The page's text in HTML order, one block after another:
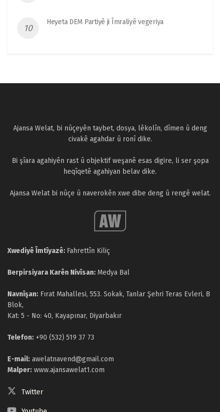
Heyeta DEM Partiyê ji Îmraliyê vegeriya
Ajansa Welat, bi nûçeyên taybet, dosya, lêkolîn, dîmen û deng
civakê agahdar û ronî dike.
Bi şîara agahiyên rast û objektif weşanê esas digire, li ser şopa
heqîqetê agahiyan belav dike.
Ajansa Welat bi nûçe û naverokên xwe dibe deng û rengê welat.
Xwediyê Îmtîyazê: Fahrettîn Kiliç
Berpirsiyara Karên Nivîsan: Medya Bal
Navnîşan: Fırat Mahallesi, 553. Sokak, Tanlar Şehri Teras Evleri, B
Blok,
Kat: 5 - No: 40, Kayapınar, Diyarbakır
Telefon: +90 (532) 519 37 73
E-mail: awelatnavend@gmail.com
Malper: www.ajansawelat1.com
Twitter